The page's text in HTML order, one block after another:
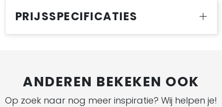
PRIJSSPECIFICATIES
ANDEREN BEKEKEN OOK
Op zoek naar nog meer inspiratie? Wij helpen je!